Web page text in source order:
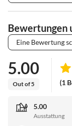
Bewertungen
Eine Bewertung
5.00
Out of 5 (1
5.00
Ausstattung